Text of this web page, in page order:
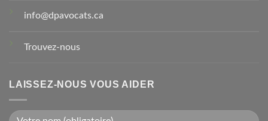
info@dpavocats.ca
Trouvez-nous
LAISSEZ-NOUS VOUS AIDER